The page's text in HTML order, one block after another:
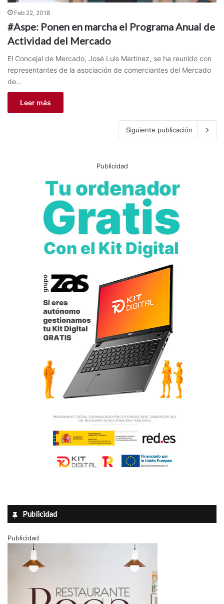
Feb 22, 2018
#Aspe: Ponen en marcha el Programa Anual de
Actividad del Mercado
El Concejal de Mercado, José Luis Martínez, se ha reunido con
representantes de la asociación de comerciantes del Mercado
de…
Leer más
Siguiente publicación
Publicidad
Publicidad
Publicidad